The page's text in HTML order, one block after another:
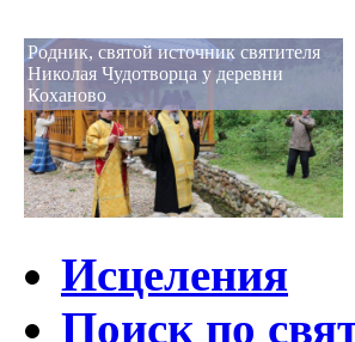
Родник, святой источник святителя
Николая Чудотворца у деревни
Коханово
Исцеления
Поиск по